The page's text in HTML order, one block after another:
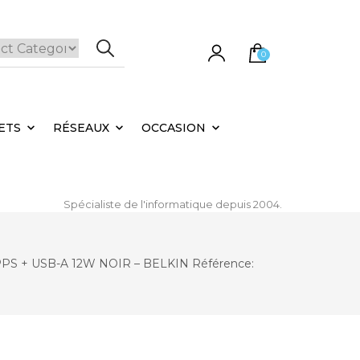
0
RÉSEAUX OCCASION
Spécialiste de l'informatique depuis 2004.
+ USB-A 12W NOIR – BELKIN Référence: